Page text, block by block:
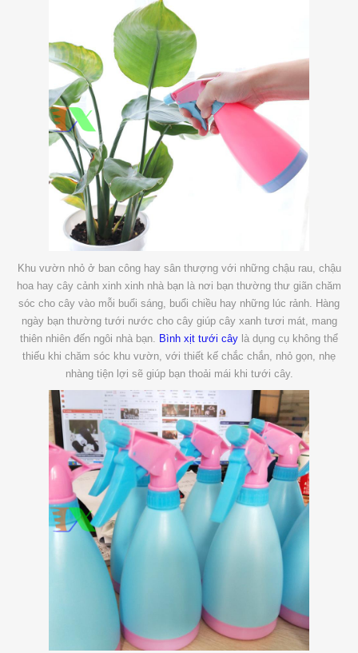
Khu vườn nhỏ ở ban công hay sân thượng với những chậu rau, chậu
hoa hay cây cảnh xinh xinh nhà bạn là nơi bạn thường thư giãn chăm
sóc cho cây vào mỗi buổi sáng, buổi chiều hay những lúc rảnh. Hàng
ngày bạn thường tưới nước cho cây giúp cây xanh tươi mát, mang
thiên nhiên đến ngôi nhà bạn.
Bình xịt tưới cây là dụng cụ không thể
thiếu khi chăm sóc khu vườn, với thiết kế chắc chắn, nhỏ gọn, nhẹ
nhàng tiện lợi sẽ giúp bạn thoải mái khi tưới cây.